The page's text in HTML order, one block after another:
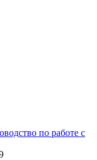
по работе с